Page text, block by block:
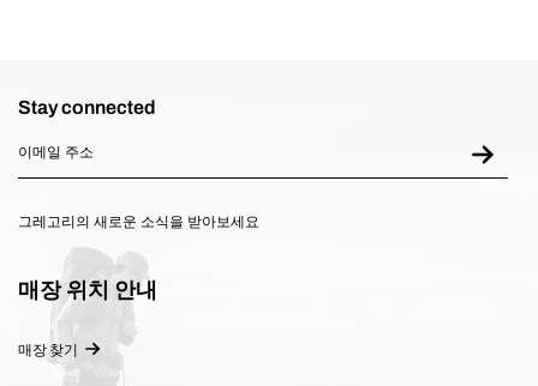
Stay connected
그레고리의 새로운 소식을 받아보세요
매장 위치 안내
매장 찾기